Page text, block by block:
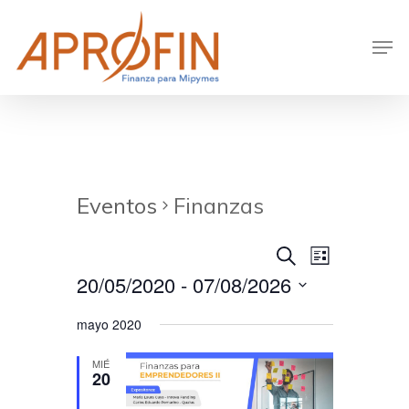
main
Eventos Finanzas
de
búsqueda
y
vistas
Buscar
Evento
List
20/05/2020 - 07/08/2026
fecha.
mayo 2020
MIÉ
20